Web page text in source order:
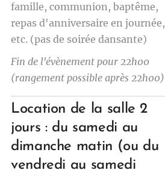
famille, communion, baptême,
repas d'anniversaire en journée,
etc. (pas de soirée dansante)
Fin de l'évènement pour 22h00
(rangement possible après 22h00)
Location de la salle 2
jours : du samedi au
dimanche matin (ou du
vendredi au samedi